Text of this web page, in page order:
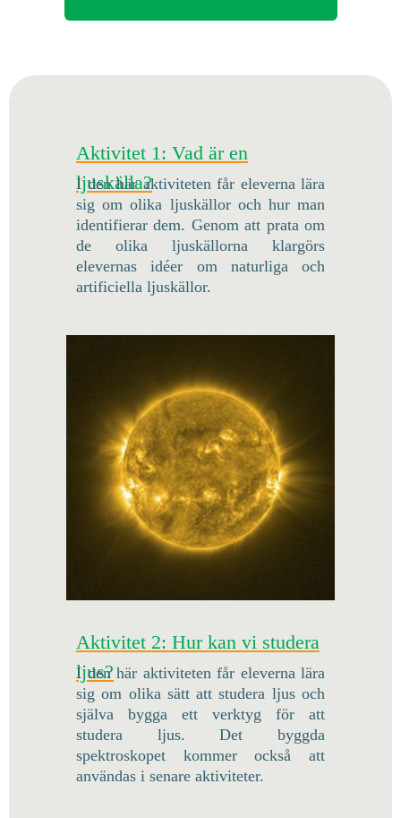
Aktivitet 1: Vad är en
ljuskälla?
I den här aktiviteten får eleverna lära
sig om olika ljuskällor och hur man
identifierar dem. Genom att prata om
de olika ljuskällorna klargörs
elevernas idéer om naturliga och
artificiella ljuskällor.
Aktivitet 2: Hur kan vi studera
ljus?
I den här aktiviteten får eleverna lära
sig om olika sätt att studera ljus och
själva bygga ett verktyg för att
studera ljus. Det byggda
spektroskopet kommer också att
användas i senare aktiviteter.